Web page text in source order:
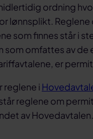
ordning
lønnsplikt.
som finnes står i
som omfattes av
er
reglene i
reglene om
av Hovedavtalen.